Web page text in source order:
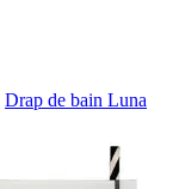
Drap de bain Luna